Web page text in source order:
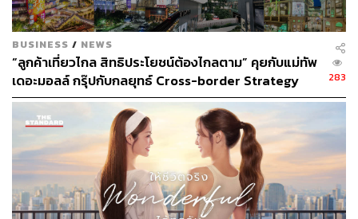
สิ่งที่ท้าทายและยังเป็นโจทย์ยากสำหรับพานาโซนิคคือการ
รุกตลาดในกลุ่มลูกค้าองค์กร (B2B) ซึ่งเป็นโซลูชันด้านการ
เชื่อมต่อระบบ การบำรุงรักษาระบบ ซึ่งเกี่ยวข้องเกือบทุก
อุตสาหกรรมสำคัญ มีรายได้ส่วนนี้จากทั้งตลาดโลก 14%
และสำหรับประเทศไทย พานาโซนิคยังเจาะตลาดนี้ได้น้อย
คิดเป็นสัดส่วนรายได้แค่ 2% เท่านั้น
ฮิเดคาสึยกตัวอย่างว่าตลาดคอมพิวเตอร์พกพาหรือแล็ปท็อป
สำหรับองค์กรของไทยเมื่อเทียบกับอเมริกาและยุโรปถือว่า
ต่างกันพอสมควร ในต่างประเทศจะเน้นเครื่องที่ทนทาน วัสดุ
BUSINESS / NEWS
“ลูกค้าเที่ยวไกล สิทธิประโยชน์ต้องไกลตาม” คุยกับแม่ทัพ
เดอะมอลล์ กรุ๊ปกับกลยุทธ์ Cross-border Strategy
[ADVERTORIAL]
283